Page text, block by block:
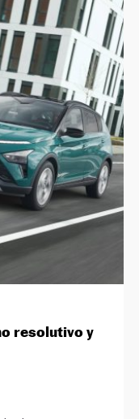
resolutivo y